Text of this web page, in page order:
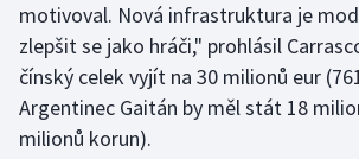
Motorsport
Olympijské hry
Parasport
motivoval. Nová infrastruktura je
zlepšit se jako hráči," prohlásil
čínský celek vyjít na 30 milionů eur
Argentinec Gaitán by měl stát 18
milionů korun).